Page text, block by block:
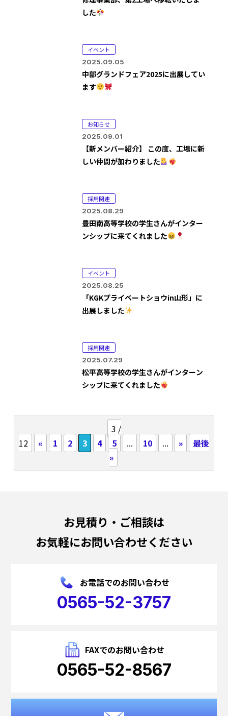
した
イベント
2025.09.05
中部グランドフェア2025に出展してい
ます
お知らせ
2025.09.01
【新メンバー紹介】 この度、工場に新
しい仲間が加わりました
採用関連
2025.08.29
豊田南高等学校の学生さんがインター
ンシップに来てくれました
イベント
2025.08.25
「KGKプライベートショウin山形」に
出展しました
採用関連
2025.07.29
松平高等学校の学生さんがインターン
シップに来てくれました
3 /
12
« 1 2 3 4 5 ... 10 ... »
最後
»
お見積り・ご相談は
お気軽にお問い合わせください
お電話でのお問い合わせ
0565-52-3757
FAXでのお問い合わせ
0565-52-8567